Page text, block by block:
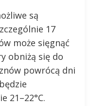
są
17
może sięgnąć
obniżą się do
powrócą dni
21–22°C.